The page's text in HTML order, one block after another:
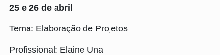
25 e 26 de abril
Tema: Elaboração de Projetos
Profissional: Elaine Una